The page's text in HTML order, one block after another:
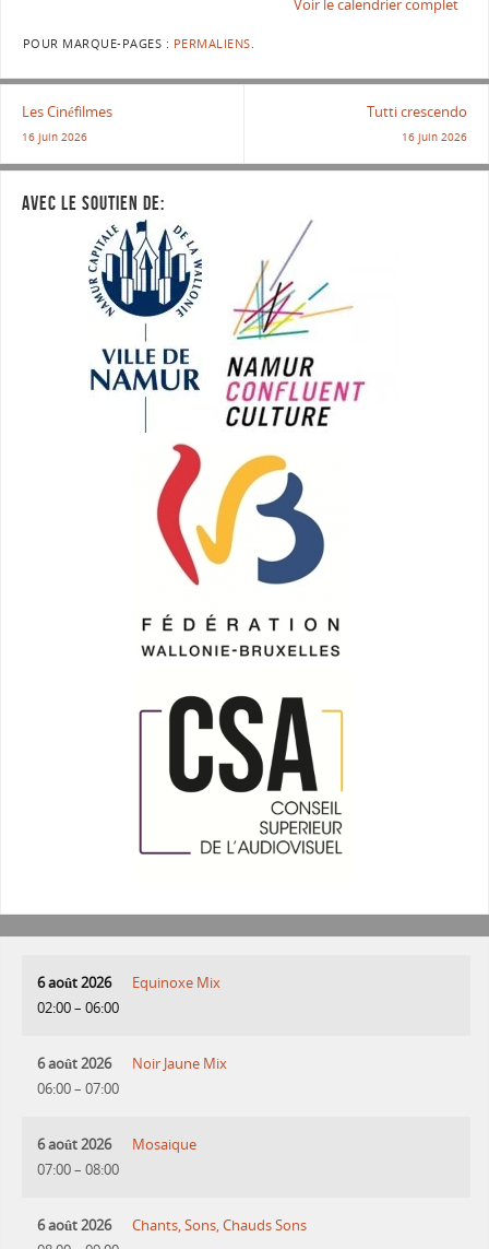
Voir le calendrier complet
POUR MARQUE-PAGES : PERMALIENS.
Les Cinéfilmes
16 juin 2026
Tutti crescendo
16 juin 2026
AVEC LE SOUTIEN DE:
6 août 2026
02:00– 06:00
Equinoxe Mix
6 août 2026
06:00– 07:00
Noir Jaune Mix
6 août 2026
07:00– 08:00
Mosaique
6 août 2026
Chants, Sons, Chauds Sons